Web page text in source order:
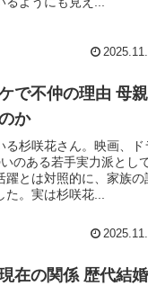
仲の理由 母親カ
か
杉咲花さん。映画、ド
のある若手実力派とし
躍とは対照的に、家族の
。実は杉咲花...
歴代結婚か